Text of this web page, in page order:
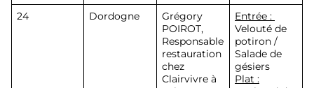
24
Dordogne
Grégory
POIROT,
Responsable
restauration
chez
Clairvivre à
Entrée :
Velouté de
potiron /
Salade de
gésiers
Plat :